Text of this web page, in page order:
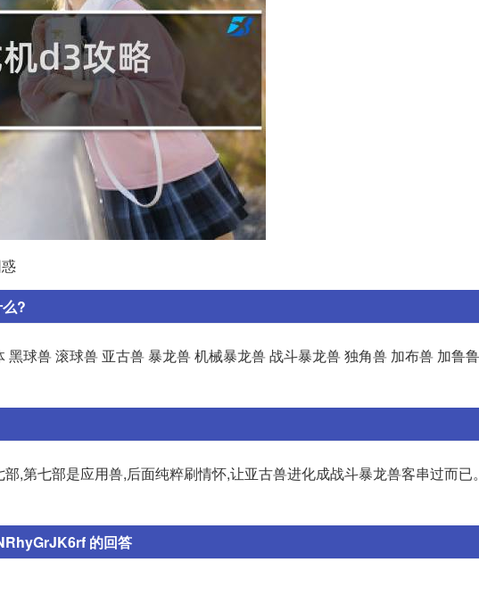
?
黑球兽 滚球兽 亚古兽 暴龙兽 机械暴龙兽 战斗暴龙兽 独角兽 加布兽 加鲁
,第七部是应用兽,后面纯粹刷情怀,让亚古兽进化成战斗暴龙兽客串过而已
的回答